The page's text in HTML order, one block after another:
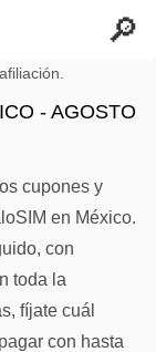
- AGOSTO
cupones y
en México.
con
toda la
fíjate cuál
con hasta